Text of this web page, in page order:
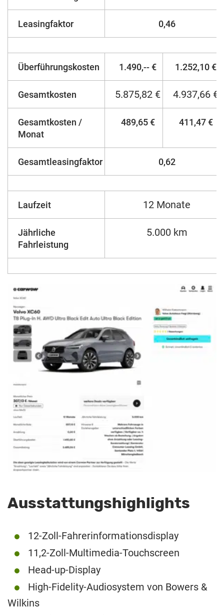
Leasingfaktor 0,46
Überführungskosten 1.490,-- € 1.252,10 €
Gesamtkosten 5.875,82 € 4.937,66 €
Gesamtkosten /
Monat
489,65 € 411,47 €
Gesamtleasingfaktor 0,62
Laufzeit 12 Monate
Jährliche
Fahrleistung
5.000 km
Ausstattungshighlights
12-Zoll-Fahrerinformationsdisplay
11,2-Zoll-Multimedia-Touchscreen
Head-up-Display
High-Fidelity-Audiosystem von Bowers &
Wilkins